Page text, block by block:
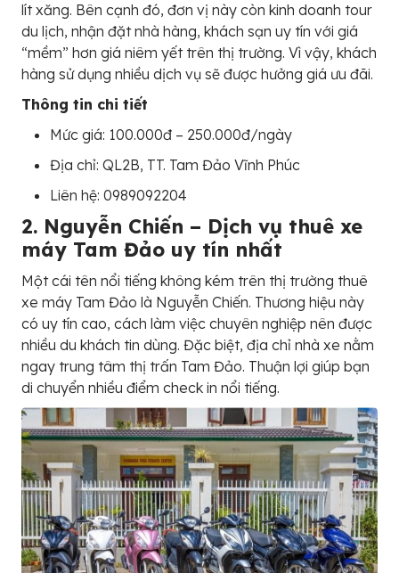
lít xăng. Bên cạnh đó, đơn vị này còn kinh doanh tour
du lịch, nhận đặt nhà hàng, khách sạn uy tín với giá
“mềm” hơn giá niêm yết trên thị trường. Vì vậy, khách
hàng sử dụng nhiều dịch vụ sẽ được hưởng giá ưu đãi.
Thông tin chi tiết
Mức giá: 100.000đ – 250.000đ/ngày
Địa chỉ: QL2B, TT. Tam Đảo Vĩnh Phúc
Liên hệ: 0989092204
2. Nguyễn Chiến – Dịch vụ thuê xe
máy Tam Đảo uy tín nhất
Một cái tên nổi tiếng không kém trên thị trường thuê
xe máy Tam Đảo là Nguyễn Chiến. Thương hiệu này
có uy tín cao, cách làm việc chuyên nghiệp nên được
nhiều du khách tin dùng. Đặc biệt, địa chỉ nhà xe nằm
ngay trung tâm thị trấn Tam Đảo. Thuận lợi giúp bạn
di chuyển nhiều điểm check in nổi tiếng.